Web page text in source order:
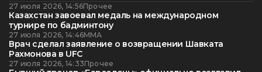
27 июля 2026, 14:56Прочее
Казахстан завоевал медаль на международном
турнире по бадминтону
27 июля 2026, 14:46ММА
Врач сделал заявление о возвращении Шавката
Рахмонова в UFC
27 июля 2026, 14:33Прочее